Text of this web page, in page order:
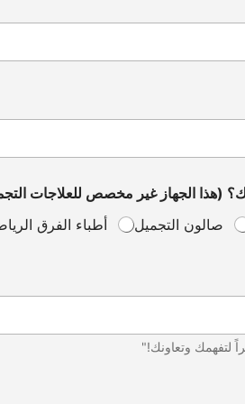
(هذا الجهاز غير مخصص للعلاجات
صالون التجميل أطباء الفرق